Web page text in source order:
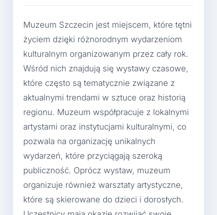
Muzeum Szczecin jest miejscem, które tętni
życiem dzięki różnorodnym wydarzeniom
kulturalnym organizowanym przez cały rok.
Wśród nich znajdują się wystawy czasowe,
które często są tematycznie związane z
aktualnymi trendami w sztuce oraz historią
regionu. Muzeum współpracuje z lokalnymi
artystami oraz instytucjami kulturalnymi, co
pozwala na organizację unikalnych
wydarzeń, które przyciągają szeroką
publiczność. Oprócz wystaw, muzeum
organizuje również warsztaty artystyczne,
które są skierowane do dzieci i dorosłych.